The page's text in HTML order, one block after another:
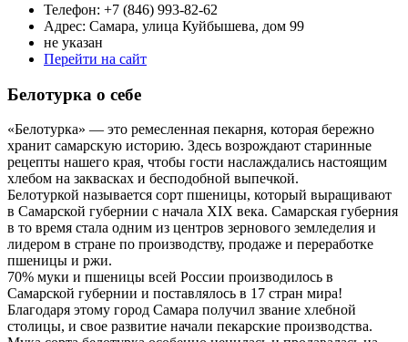
Телефон: +7 (846) 993-82-62
Адрес: Самара, улица Куйбышева, дом 99
не указан
Перейти на сайт
Белотурка о себе
«Белотурка» — это ремесленная пекарня, которая бережно
хранит самарскую историю. Здесь возрождают старинные
рецепты нашего края, чтобы гости наслаждались настоящим
хлебом на заквасках и бесподобной выпечкой.
Белотуркой называется сорт пшеницы, который выращивают
в Самарской губернии с начала XIX века. Самарская губерния
в то время стала одним из центров зернового земледелия и
лидером в стране по производству, продаже и переработке
пшеницы и ржи.
70% муки и пшеницы всей России производилось в
Самарской губернии и поставлялось в 17 стран мира!
Благодаря этому город Самара получил звание хлебной
столицы, и свое развитие начали пекарские производства.